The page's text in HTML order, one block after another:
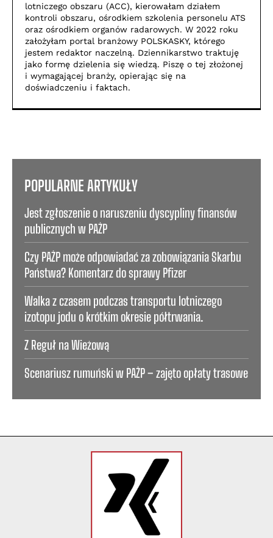
lotniczego obszaru (ACC), kierowałam działem
kontroli obszaru, ośrodkiem szkolenia personelu ATS
oraz ośrodkiem organów radarowych. W 2022 roku
założyłam portal branżowy POLSKASKY, którego
jestem redaktor naczelną. Dziennikarstwo traktuję
jako formę dzielenia się wiedzą. Piszę o tej złożonej
i wymagającej branży, opierając się na
doświadczeniu i faktach.
POPULARNE ARTYKUŁY
Jest zgłoszenie o naruszeniu dyscypliny finansów
publicznych w PAŻP
Czy PAŻP może odpowiadać za zobowiązania Skarbu
Państwa? Komentarz do sprawy Pfizer
Walka z czasem podczas transportu lotniczego
izotopu jodu o krótkim okresie półtrwania.
Z Reguł na Wieżową
Scenariusz rumuński w PAŻP – zajęto opłaty trasowe